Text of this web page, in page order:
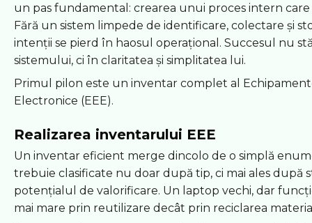
un pas fundamental: crearea unui proces intern
Fără un sistem limpede de identificare, colectare și
intenții se pierd în haosul operațional. Succesul nu
sistemului, ci în claritatea și simplitatea lui.
Primul pilon este un inventar complet al
Electronice (EEE).
Realizarea inventarului EEE
Un inventar eficient merge dincolo de o simplă
trebuie clasificate nu doar după tip, ci mai ales după
potențialul de valorificare. Un laptop vechi, dar
mai mare prin reutilizare decât prin reciclarea